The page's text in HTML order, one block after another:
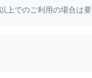
上でのご利用の場合は要